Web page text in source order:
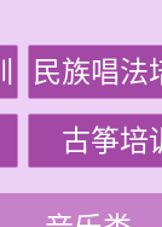
民族唱法
古筝培